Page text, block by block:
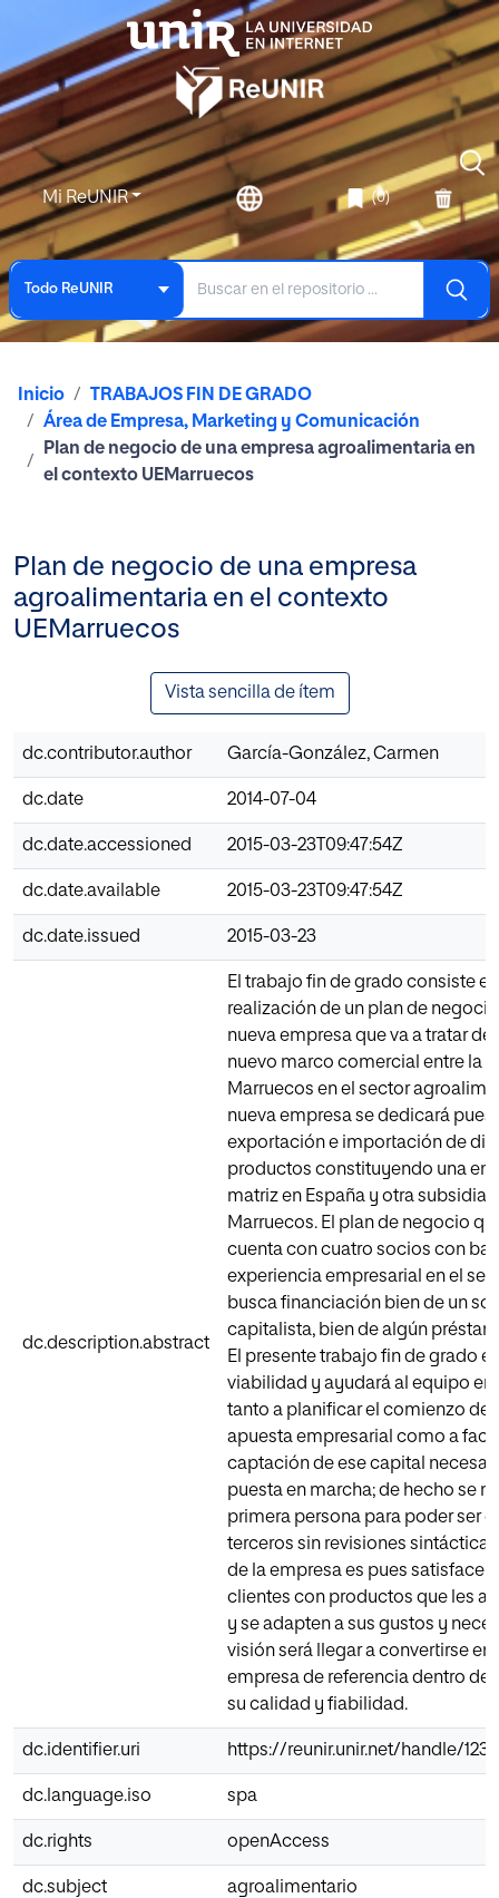
Mi ReUNIR (0)
Todo ReUNIR
Inicio
TRABAJOS FIN DE GRADO
Área de Empresa, Marketing y Comunicación
Plan de negocio de una empresa agroalimentaria en
el contexto UEMarruecos
Plan de negocio de una empresa
agroalimentaria en el contexto
UEMarruecos
Vista sencilla de ítem
dc.contributor.author García-González, Carmen
dc.date 2014-07-04
dc.date.accessioned 2015-03-23T09:47:54Z
dc.date.available 2015-03-23T09:47:54Z
dc.date.issued 2015-03-23
dc.description.abstract
El trabajo fin de grado consiste
realización de un plan de
nueva empresa que va a tratar de
nuevo marco comercial entre la
Marruecos en el sector
nueva empresa se dedicará pues
exportación e importación de
productos constituyendo una
matriz en España y otra
Marruecos. El plan de negocio
cuenta con cuatro socios con
experiencia empresarial en el
busca financiación bien de un
capitalista, bien de algún
El presente trabajo fin de grado
viabilidad y ayudará al equipo
tanto a planificar el comienzo de
apuesta empresarial como a
captación de ese capital
puesta en marcha; de hecho se
primera persona para poder ser
terceros sin revisiones
de la empresa es pues satisfacer
clientes con productos que les
y se adapten a sus gustos y
visión será llegar a convertirse en
empresa de referencia dentro
su calidad y fiabilidad.
dc.identifier.uri https://reunir.unir.net/handle/
dc.language.iso spa
dc.rights openAccess
dc.subject agroalimentario